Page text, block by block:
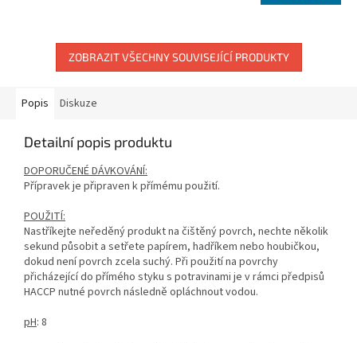
ZOBRAZIT VŠECHNY SOUVISEJÍCÍ PRODUKTY
Popis Diskuze
Detailní popis produktu
DOPORUČENÉ DÁVKOVÁNÍ:
Přípravek je připraven k přímému použití.
POUŽITÍ:
Nastříkejte neředěný produkt na čištěný povrch, nechte několik
sekund působit a setřete papírem, hadříkem nebo houbičkou,
dokud není povrch zcela suchý. Při použití na povrchy
přicházející do přímého styku s potravinami je v rámci předpisů
HACCP nutné povrch následně opláchnout vodou.
pH: 8